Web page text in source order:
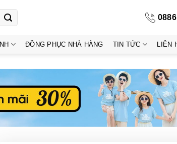
ĐỒNG PHỤC NHÀ HÀNG TIN TỨC LIÊN